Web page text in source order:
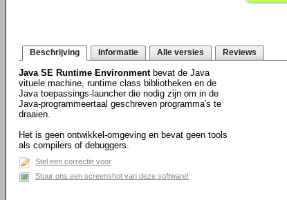
Beschrijving Informatie Alle versies Reviews
Java SE Runtime Environmentbevat de Java
vituele machine, runtime class bibliotheken en de
Java toepassings-launcher die nodig zijn om in de
Java-programmeertaal geschreven programma's te
draaien.
Het is geen ontwikkel-omgeving en bevat geen tools
als compilers of debuggers.
Stel een correctie voor
Stuur ons een screenshot van deze software!